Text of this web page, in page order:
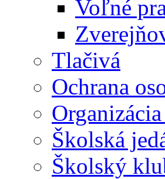
Voľné
Tlačivá
Ochrana
Školská
Školský